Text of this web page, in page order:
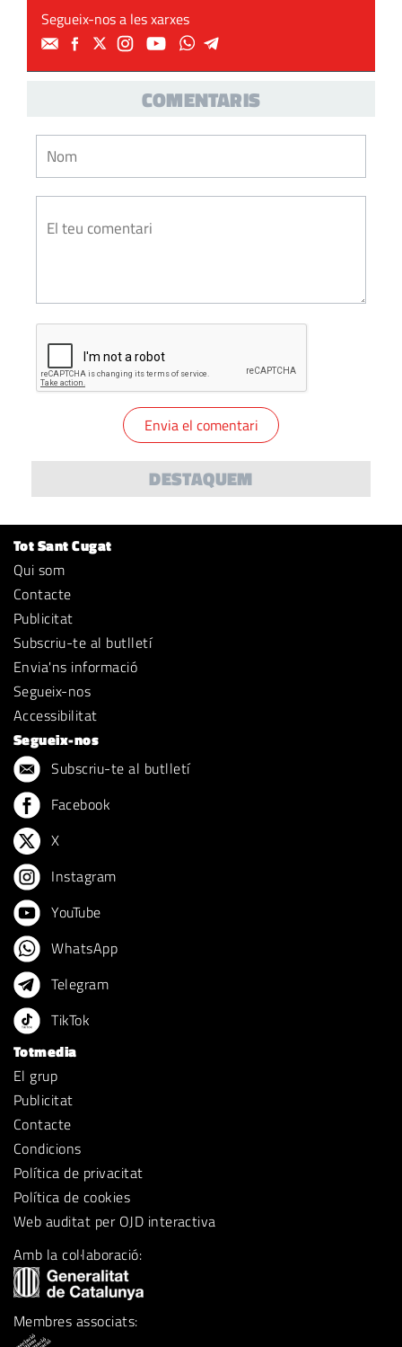
Segueix-nos a les xarxes
COMENTARIS
DESTAQUEM
Tot Sant Cugat
Qui som
Contacte
Publicitat
Subscriu-te al butlletí
Envia'ns informació
Segueix-nos
Accessibilitat
Segueix-nos
Subscriu-te al butlletí
Facebook
X
Instagram
YouTube
WhatsApp
Telegram
TikTok
Totmedia
El grup
Publicitat
Contacte
Condicions
Política de privacitat
Política de cookies
Web auditat per OJD interactiva
Amb la col·laboració:
Membres associats: